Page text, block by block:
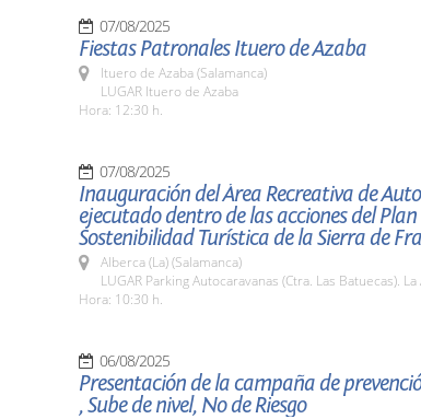
07/08/2025
Fiestas Patronales Ituero de Azaba
Ituero de Azaba (Salamanca)
LUGAR Ituero de Azaba
Hora: 12:30 h.
07/08/2025
Inauguración del Área Recreativa de
ejecutado dentro de las acciones del Plan
Sostenibilidad Turística de la Sierra de
Alberca (La) (Salamanca)
LUGAR Parking Autocaravanas (Ctra. Las Batuecas).
Hora: 10:30 h.
06/08/2025
Presentación de la campaña de
, Sube de nivel, No de Riesgo